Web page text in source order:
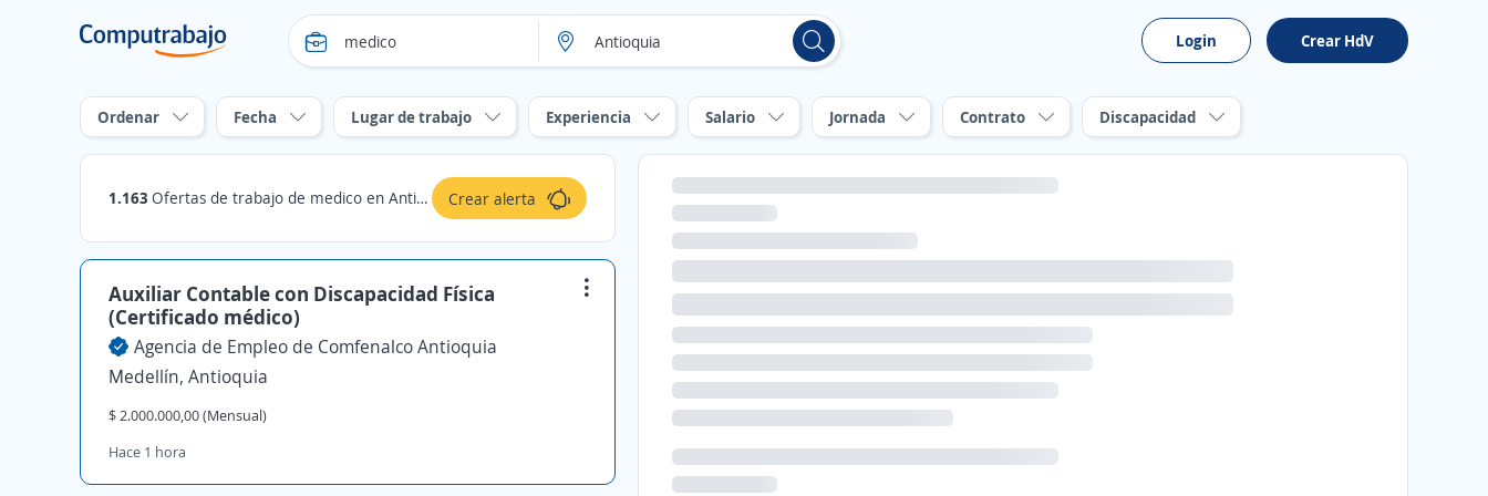
Login Crear HdV
Ordenar Fecha Lugar de trabajo Experiencia Salario Jornada Contrato Discapacidad
1.163 Ofertas de trabajo de medico en Antioquia Crear alerta
Auxiliar Contable con Discapacidad Física
(Certificado médico)
Agencia de Empleo de Comfenalco Antioquia
Medellín, Antioquia
$ 2.000.000,00 (Mensual)
Hace 1 hora